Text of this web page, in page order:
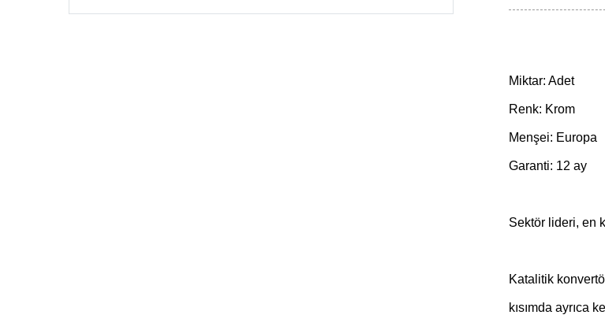
Miktar: Adet
Renk: Krom
Menşei: Europa
Garanti: 12 ay
Sektör lideri, en
Katalitik
kısımda ayrıca